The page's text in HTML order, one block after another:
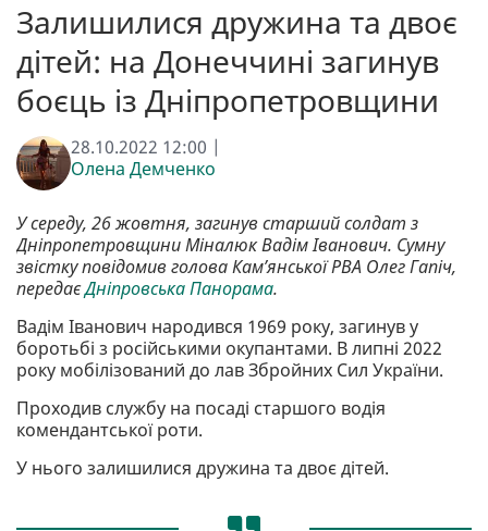
Залишилися дружина та двоє
дітей: на Донеччині загинув
боєць із Дніпропетровщини
28.10.2022 12:00 |
Олена Демченко
У середу, 26 жовтня, загинув старший солдат з
Дніпропетровщини Міналюк Вадім Іванович. Сумну
звістку повідомив голова Кам’янської РВА Олег Гапіч,
передаєДніпровська Панорама.
Вадім Іванович народився 1969 року, загинув у
боротьбі з російськими окупантами. В липні 2022
року мобілізований до лав Збройних Сил України.
Проходив службу на посаді старшого водія
комендантської роти.
У нього залишилися дружина та двоє дітей.